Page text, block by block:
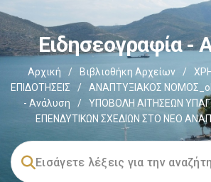
Ειδησεογραφία -
Αρχική / Βιβλιοθήκη Αρχείων /
ΕΠΙΔΟΤΗΣΕΙΣ
/ ΑΝΑΠΤΥΞΙΑΚΟΣ
- Ανάλυση
/
ΥΠΟΒΟΛΗ ΑΙΤΗΣΕΩΝ
ΕΠΕΝΔΥΤΙΚΩΝ ΣΧΕΔΙΩΝ ΣΤΟ ΝΕΟ